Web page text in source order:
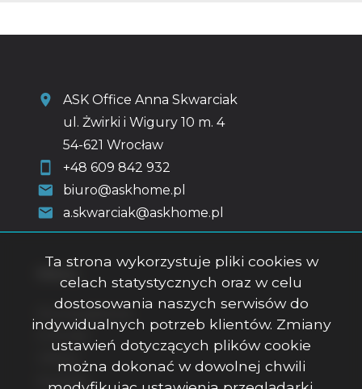
ASK Office Anna Skwarciak
ul. Żwirki i Wigury 10 m. 4
54-621 Wrocław
+48 609 842 932
biuro@askhome.pl
a.skwarciak@askhome.pl
Strona główna
O firmie
Kontakt
Ta strona wykorzystuje pliki cookies w
celach statystycznych oraz w celu
dostosowania naszych serwisów do
indywidualnych potrzeb klientów. Zmiany
ustawień dotyczących plików cookie
można dokonać w dowolnej chwili